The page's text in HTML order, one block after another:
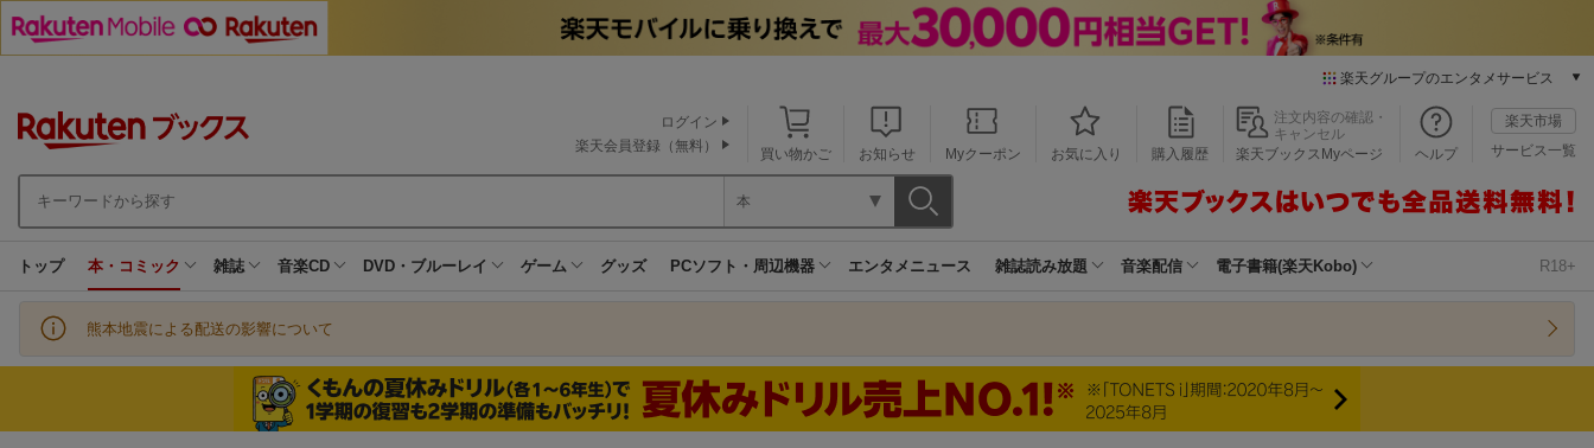
楽天グループのエンタメサービス
本/ゲーム/CD/DVD
楽天ブックス
楽天Kobo
買い物かご お知らせ Myクーポン お気に入り 購入履歴
注文内容の確認・
キャンセル
楽天ブックスMyページ
ヘルプ
楽天市場
サービス一覧
ログイン
楽天会員登録（無料）
本
トップ 本・コミック 雑誌 音楽CD DVD・ブルーレイ ゲーム グッズ PCソフト・周辺機器 エンタメニュース 雑誌読み放題 音楽配信 電子書籍(楽天Kobo) R18+
熊本地震による配送の影響について